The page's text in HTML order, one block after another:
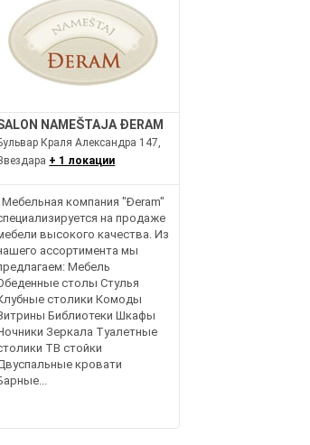
NAMEŠTAJA ĐERAM
Краля Александра 147,
+ 1 локации
Мебельная компания "Đeram"
на продаже
высокого качества. Из
ассортимента мы
Мебель
столы Стулья
столики Комоды
Библиотеки Шкафы
Зеркала Туалетные
ТВ стойки
кровати